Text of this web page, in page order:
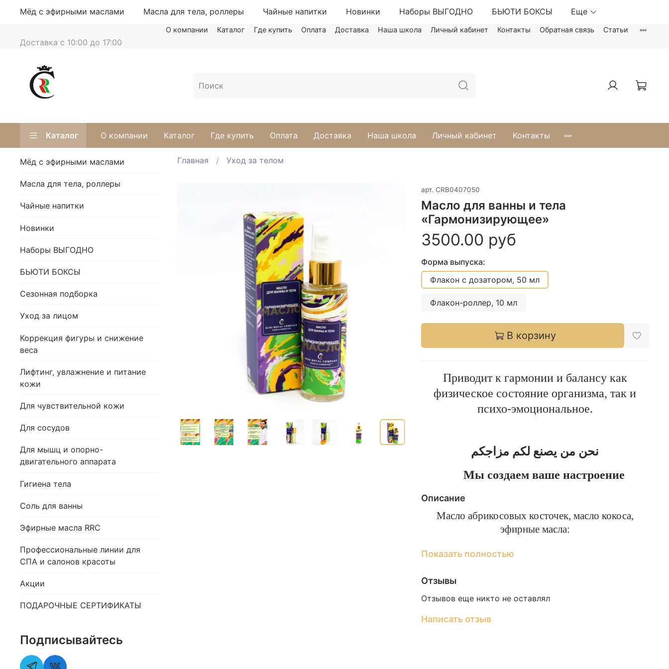
Мёд с эфирными маслами Масла для тела, роллеры Чайные напитки Новинки Наборы ВЫГОДНО БЬЮТИ БОКСЫ Еще
О компании Каталог Где купить Оплата Доставка Наша школа Личный кабинет Контакты Обратная связь Статьи
Доставка с 10:00 до 17:00
Каталог О компании Каталог Где купить Оплата Доставка Наша школа Личный кабинет Контакты
Главная Уход за телом
арт. CRB0407050
Масло для ванны и тела
«Гармонизирующее»
3500.00 руб
Форма выпуска:
Флакон с дозатором, 50 мл
Флакон-роллер, 10 мл
В корзину
Приводит к гармонии и балансу как
физическое состояние организма, так и
психо-эмоциональное.
نحن من يصنع لكم مزاجكم
Мы создаем ваше настроение
Описание
Масло абрикосовых косточек, масло кокоса,
эфирные масла:
Нероли (citrus aurantium ssp amara) — одно из
беспокойством и всеми последствиями на этой
Жасмин (jasminum officinalis) —
гармонизирует функции желёз внутренней
Показать полностью
Отзывы
Отзывов еще никто не оставлял
Написать отзыв
Мёд с эфирными маслами
Масла для тела, роллеры
Чайные напитки
Новинки
Наборы ВЫГОДНО
БЬЮТИ БОКСЫ
Сезонная подборка
Уход за лицом
Коррекция фигуры и снижение
веса
Лифтинг, увлажнение и питание
кожи
Для чувствительной кожи
Для сосудов
Для мышц и опорно-
двигательного аппарата
Гигиена тела
Соль для ванны
Эфирные масла RRC
Профессиональные линии для
СПА и салонов красоты
Акции
ПОДАРОЧНЫЕ СЕРТИФИКАТЫ
Подписывайтесь